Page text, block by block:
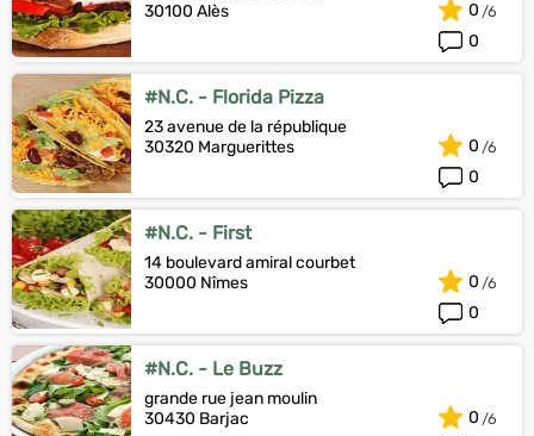
30100 Alès
0
0
#N.C. - Florida Pizza
23 avenue de la république
30320 Marguerittes
0
0
#N.C. - First
14 boulevard amiral courbet
30000 Nîmes
0
0
#N.C. - Le Buzz
grande rue jean moulin
30430 Barjac
0